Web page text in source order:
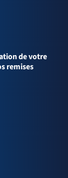
de votre
remises